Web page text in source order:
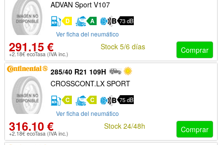
ADVAN Sport V107
D A 73 dB
Ver ficha del neumático
291.15 €
+2.18€ ecoTasa (IVA inc.) Comprar
Stock 5/6 días
285/40 R21 109H
CROSSCONT.LX SPORT
C C 75 dB
Ver ficha del neumático
316.10 €
+2.18€ ecoTasa (IVA inc.) Comprar
Stock 24/48h